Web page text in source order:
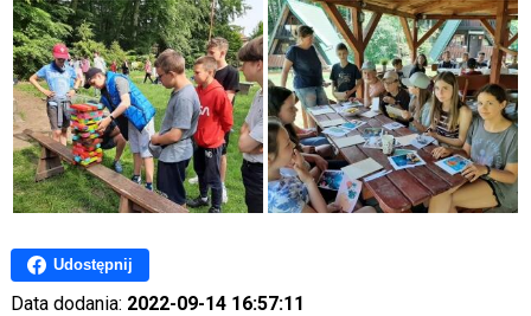
Udostępnij
Data dodania: 2022-09-14 16:57:11